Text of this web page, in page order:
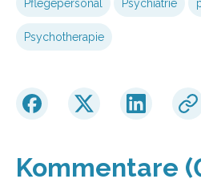
Pflegepersonal Psychiatrie
Psychotherapie
Kommentare